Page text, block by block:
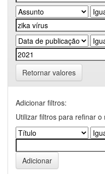
Retornar valores
Adicionar filtros:
Utilizar filtros para refinar